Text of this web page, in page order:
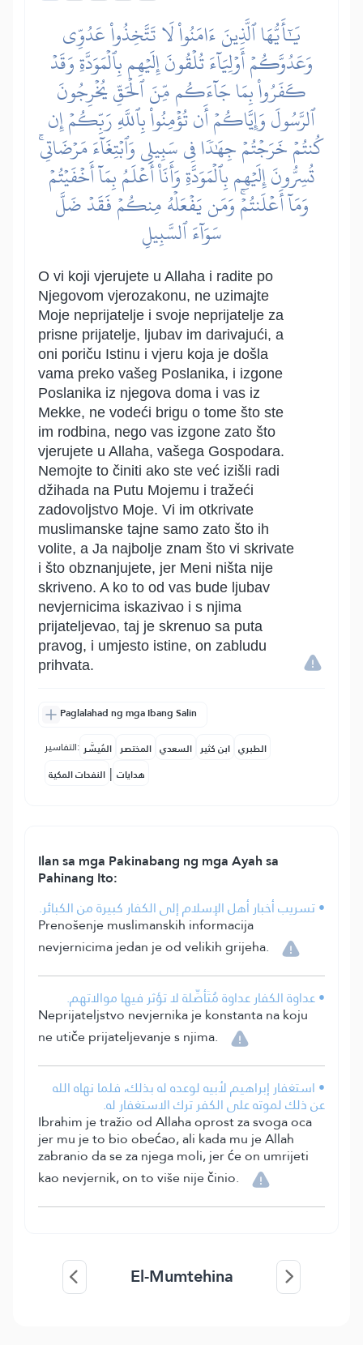
يَٰٓأَيُّهَا ٱلَّذِينَ ءَامَنُواْ لَا تَتَّخِذُواْ عَدُوِّي
وَعَدُوَّكُمۡ أَوۡلِيَآءَ تُلۡقُونَ إِلَيۡهِم بِٱلۡمَوَدَّةِ وَقَدۡ
كَفَرُواْ بِمَا جَآءَكُم مِّنَ ٱلۡحَقِّ يُخۡرِجُونَ
ٱلرَّسُولَ وَإِيَّاكُمۡ أَن تُؤۡمِنُواْ بِٱللَّهِ رَبِّكُمۡ إِن
كُنتُمۡ خَرَجۡتُمۡ جِهَٰدٗا فِي سَبِيلِي وَٱبۡتِغَآءَ مَرۡضَاتِيۚ
تُسِرُّونَ إِلَيۡهِم بِٱلۡمَوَدَّةِ وَأَنَا۠ أَعۡلَمُ بِمَآ أَخۡفَيۡتُمۡ
وَمَآ أَعۡلَنتُمۡۚ وَمَن يَفۡعَلۡهُ مِنكُمۡ فَقَدۡ ضَلَّ
سَوَآءَ ٱلسَّبِيلِ
O vi koji vjerujete u Allaha i radite po
Njegovom vjerozakonu, ne uzimajte
Moje neprijatelje i svoje neprijatelje za
prisne prijatelje, ljubav im darivajući, a
oni poriču Istinu i vjeru koja je došla
vama preko vašeg Poslanika, i izgone
Poslanika iz njegova doma i vas iz
Mekke, ne vodeći brigu o tome što ste
im rodbina, nego vas izgone zato što
vjerujete u Allaha, vašega Gospodara.
Nemojte to činiti ako ste već izišli radi
džihada na Putu Mojemu i tražeći
zadovoljstvo Moje. Vi im otkrivate
muslimanske tajne samo zato što ih
volite, a Ja najbolje znam što vi skrivate
i što obznanjujete, jer Meni ništa nije
skriveno. A ko to od vas bude ljubav
nevjernicima iskazivao i s njima
prijateljevao, taj je skrenuo sa puta
pravog, i umjesto istine, on zabludu
prihvata.
Paglalahad ng mga Ibang Salin
التفاسير: المُيسَّر المختصر السعدي ابن كثير الطبري
النفحات المكية | هدايات
Ilan sa mga Pakinabang ng mga Ayah sa
Pahinang Ito:
• تسريب أخبار أهل الإسلام إلى الكفار كبيرة من الكبائر.
Prenošenje muslimanskih informacija
nevjernicima jedan je od velikih grijeha.
• عداوة الكفار عداوة مُتَأصِّلة لا تؤثر فيها موالاتهم.
Neprijateljstvo nevjernika je konstanta na koju
ne utiče prijateljevanje s njima.
• استغفار إبراهيم لأبيه لوعده له بذلك، فلما نهاه الله
عن ذلك لموته على الكفر ترك الاستغفار له.
Ibrahim je tražio od Allaha oprost za svoga oca
jer mu je to bio obećao, ali kada mu je Allah
zabranio da se za njega moli, jer će on umrijeti
kao nevjernik, on to više nije činio.
El-Mumtehina